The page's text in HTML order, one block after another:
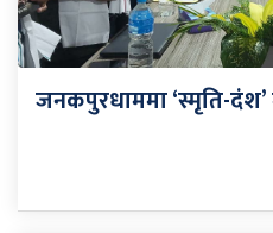
जनकपुरधाममा ‘स्मृति-दंश’